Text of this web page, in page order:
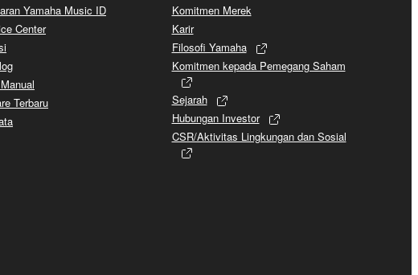
Yamaha Music ID
Center
Terbaru
Komitmen Merek
Karir
Filosofi Yamaha
Komitmen kepada Pemegang Saham
Sejarah
Hubungan Investor
CSR/Aktivitas Lingkungan dan Sosial